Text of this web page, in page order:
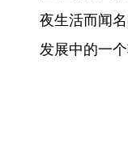
夜生活而闻
发展中的一